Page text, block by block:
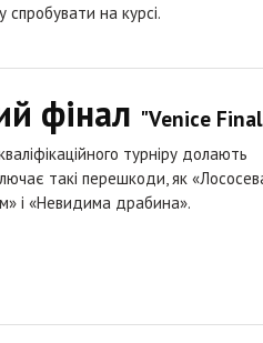
спробувати на курсі.
фінал "Venice
турніру долають
такі перешкоди, як
і «Невидима драбина».